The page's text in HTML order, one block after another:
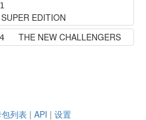
EDITION
THE NEW CHALLENGERS
列表 | API | 设置